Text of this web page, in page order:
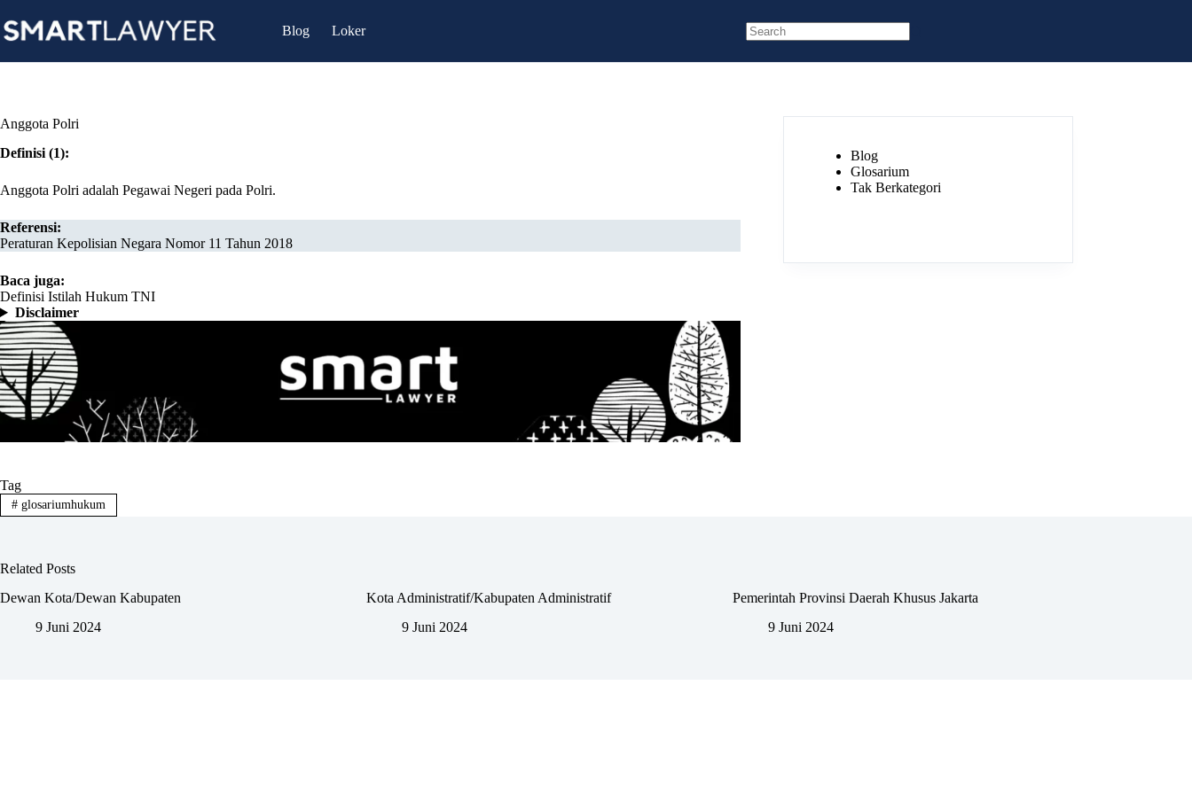
to
content
Blog
Loker
results
Anggota Polri
Definisi (1):
Anggota Polri adalah Pegawai Negeri pada Polri.
Referensi:
Peraturan Kepolisian Negara Nomor 11 Tahun 2018
Baca juga:
Definisi Istilah Hukum TNI
Disclaimer
Tag
#glosariumhukum
Blog
Glosarium
Tak Berkategori
Related Posts
Dewan Kota/Dewan Kabupaten
9 Juni 2024
Kota Administratif/Kabupaten Administratif
9 Juni 2024
Pemerintah Provinsi Daerah Khusus Jakarta
9 Juni 2024